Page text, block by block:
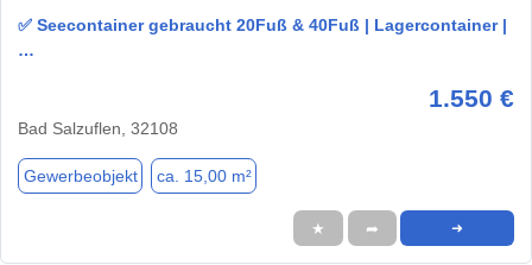
✅ Seecontainer gebraucht 20Fuß & 40Fuß | Lagercontainer |
…
1.550 €
Bad Salzuflen, 32108
Gewerbeobjekt ca. 15,00 m²
★ ➦ ➜